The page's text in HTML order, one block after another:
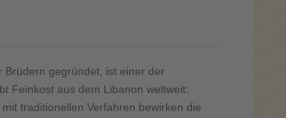
Brüdern gegründet, ist einer der
Feinkost aus dem Libanon weltweit:
traditionellen Verfahren bewirken die